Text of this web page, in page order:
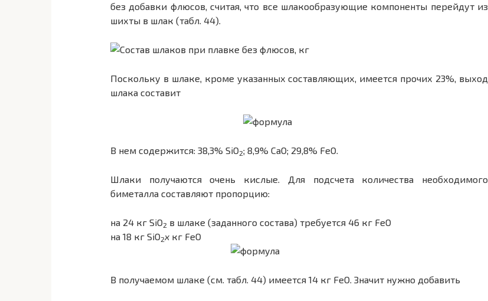
без добавки флюсов, считая, что все шлакообразующие компоненты перейдут из
шихты в шлак (табл. 44).
Поскольку в шлаке, кроме указанных составляющих, имеется прочих 23%, выход
шлака составит
В нем содержится: 38,3% SiO2; 8,9% CaO; 29,8% FeO.
Шлаки получаются очень кислые. Для подсчета количества необходимого
биметалла составляют пропорцию:
на 24 кг SiO2 в шлаке (заданного состава) требуется 46 кг FeO
на 18 кг SiO2х кг FeO
В получаемом шлаке (см. табл. 44) имеется 14 кг FeO. Значит нужно добавить